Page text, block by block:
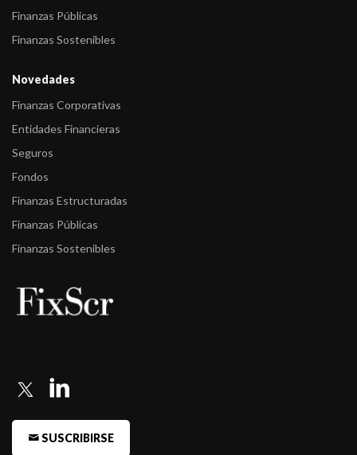
Finanzas Públicas
Finanzas Sostenibles
Novedades
Finanzas Corporativas
Entidades Financieras
Seguros
Fondos
Finanzas Estructuradas
Finanzas Públicas
Finanzas Sostenibles
SUSCRIBIRSE